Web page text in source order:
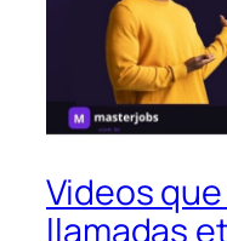
Videos
llamadas